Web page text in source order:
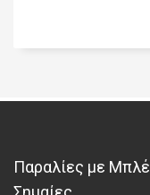
Παραλίες με Μπλέ